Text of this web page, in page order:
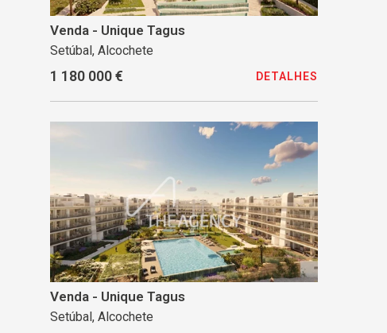
Venda - Unique Tagus
Setúbal, Alcochete
1 180 000 € DETALHES
Venda - Unique Tagus
Setúbal, Alcochete